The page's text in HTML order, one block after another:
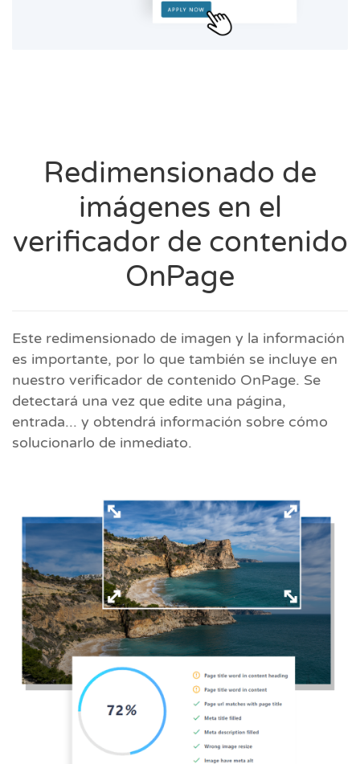
Redimensionado de
imágenes en el
verificador de contenido
OnPage
Este redimensionado de imagen y la información
es importante, por lo que también se incluye en
nuestro verificador de contenido OnPage. Se
detectará una vez que edite una página,
entrada... y obtendrá información sobre cómo
solucionarlo de inmediato.